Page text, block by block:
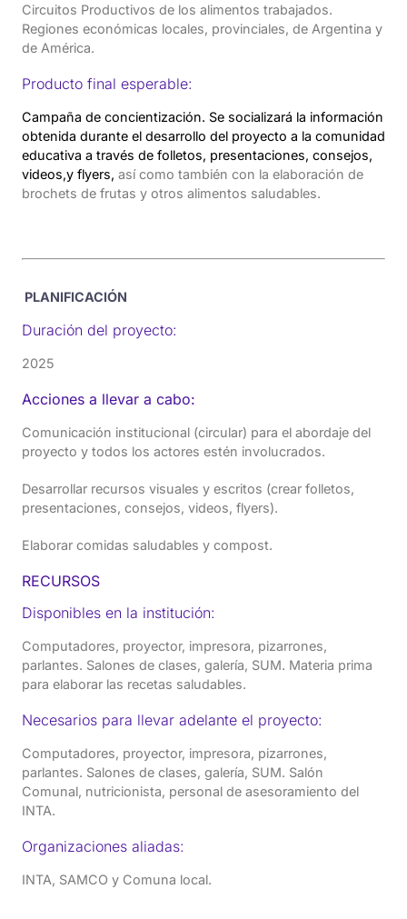
Circuitos Productivos de los alimentos trabajados.
Regiones económicas locales, provinciales, de Argentina y
de América.
Producto final esperable:
Campaña de concientización. Se socializará la información
obtenida durante el desarrollo del proyecto a la comunidad
educativa a través de folletos, presentaciones, consejos,
videos,y flyers, así como también con la elaboración de
brochets de frutas y otros alimentos saludables.
PLANIFICACIÓN
Duración del proyecto:
2025
Acciones a llevar a cabo:
Comunicación institucional (circular) para el abordaje del
proyecto y todos los actores estén involucrados.
Desarrollar recursos visuales y escritos (crear folletos,
presentaciones, consejos, videos, flyers).
Elaborar comidas saludables y compost.
RECURSOS
Disponibles en la institución:
Computadores, proyector, impresora, pizarrones,
parlantes. Salones de clases, galería, SUM. Materia prima
para elaborar las recetas saludables.
Necesarios para llevar adelante el proyecto:
Computadores, proyector, impresora, pizarrones,
parlantes. Salones de clases, galería, SUM. Salón
Comunal, nutricionista, personal de asesoramiento del
INTA.
Organizaciones aliadas:
INTA, SAMCO y Comuna local.